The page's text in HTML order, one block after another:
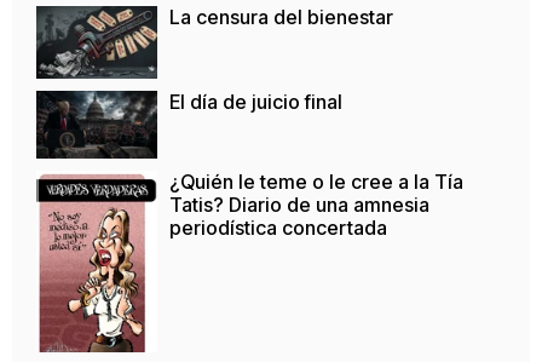
La censura del bienestar
El día de juicio final
¿Quién le teme o le cree a la Tía
Tatis? Diario de una amnesia
periodística concertada